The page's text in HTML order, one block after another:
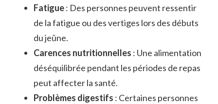
Fatigue: Des personnes peuvent ressentir
de la fatigue ou des vertiges lors des débuts
du jeûne.
Carences nutritionnelles : Une alimentation
déséquilibrée pendant les périodes de repas
peut affecter la santé.
Problèmes digestifs : Certaines personnes